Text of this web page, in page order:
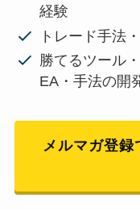
経験
トレード手法
勝てるツール
EA・手法の開
メルマガ登